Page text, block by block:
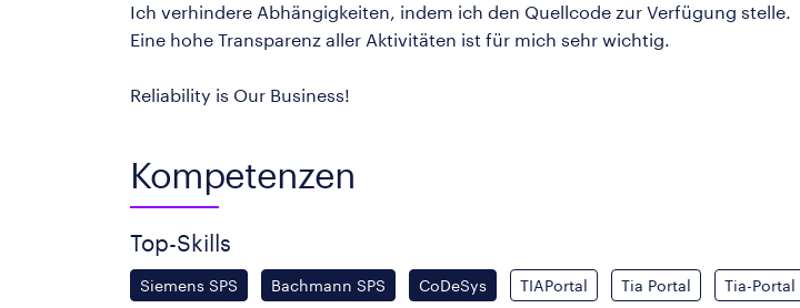
Ich verhindere Abhängigkeiten, indem ich den Quellcode zur Verfügung stelle.
Eine hohe Transparenz aller Aktivitäten ist für mich sehr wichtig.
Reliability is Our Business!
Kompetenzen
Top-Skills
Siemens SPS Bachmann SPS CoDeSys TIAPortal Tia Portal Tia-Portal